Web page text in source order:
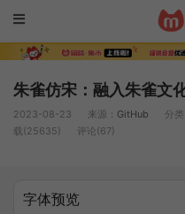
朱雀仿宋：融入朱雀文
2023-08-23 来源： GitHub 分类
载(25635)
评论(67)
字体预览